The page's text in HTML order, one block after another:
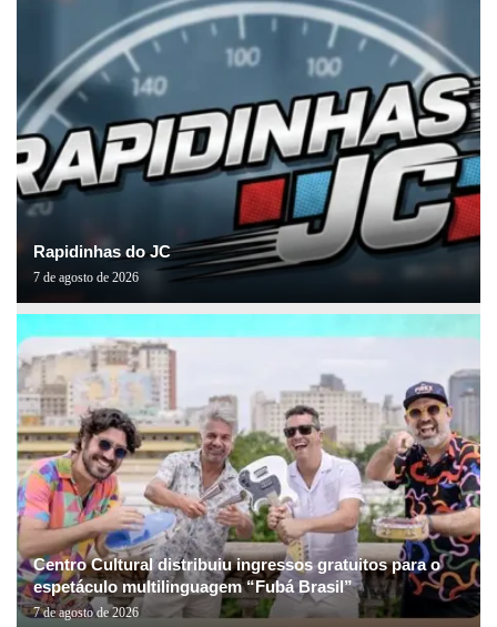
Rapidinhas do JC
7 de agosto de 2026
Centro Cultural distribuiu ingressos gratuitos para o
espetáculo multilinguagem “Fubá Brasil”
7 de agosto de 2026